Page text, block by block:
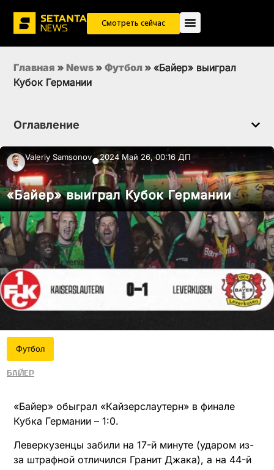
Смотреть сейчас
Главная » News » Футбол » «Байер» выиграл
Кубок Германии
Оглавление
Valeriy Samsonov●2024 Май 26, 00:16 ДП
«Байер» выиграл Кубок Германии
Футбол
Байер
«Байер» обыграл «Кайзерслаутерн» в финале
Кубка Германии – 1:0.
Леверкузенцы забили на 17-й минуте (ударом из-
за штрафной отличился Гранит Джака), а на 44-й